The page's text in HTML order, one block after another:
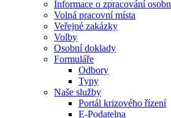
Informace o zpracování
Volná pracovní místa
Veřejné zakázky
Volby
Osobní doklady
Formuláře
Odbory
Typy
Naše služby
Portál krizového řízení
E-Podatelna